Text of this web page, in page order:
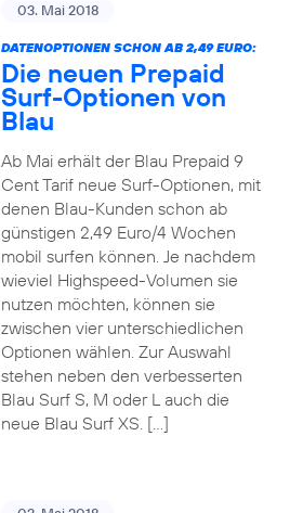
03. Mai 2018
DATENOPTIONEN SCHON AB 2,49 EURO:
Die neuen Prepaid
Surf-Optionen von
Blau
Ab Mai erhält der Blau Prepaid 9
Cent Tarif neue Surf-Optionen, mit
denen Blau-Kunden schon ab
günstigen 2,49 Euro/4 Wochen
mobil surfen können. Je nachdem
wieviel Highspeed-Volumen sie
nutzen möchten, können sie
zwischen vier unterschiedlichen
Optionen wählen. Zur Auswahl
stehen neben den verbesserten
Blau Surf S, M oder L auch die
neue Blau Surf XS. […]